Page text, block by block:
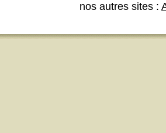
nos autres sites :